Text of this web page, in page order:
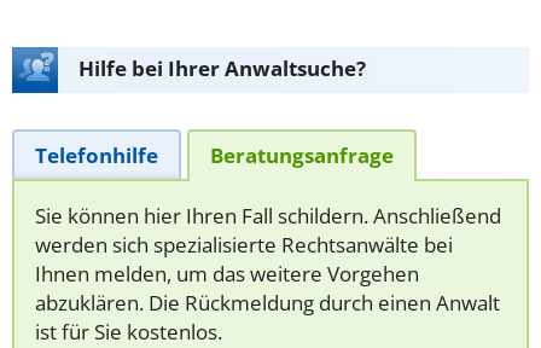
Hilfe bei Ihrer Anwaltsuche?
Telefonhilfe Beratungsanfrage
Sie können hier Ihren Fall schildern. Anschließend
werden sich spezialisierte Rechtsanwälte bei
Ihnen melden, um das weitere Vorgehen
abzuklären. Die Rückmeldung durch einen Anwalt
ist für Sie kostenlos.